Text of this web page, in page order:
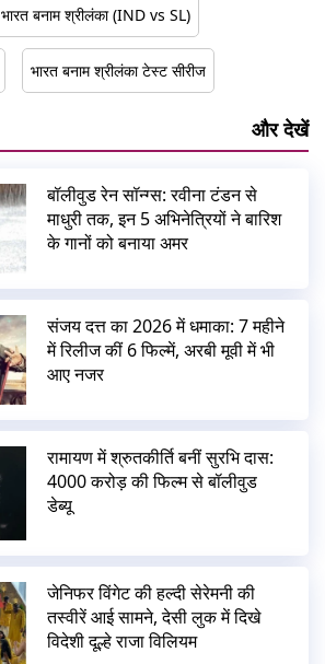
भारत बनाम श्रीलंका (IND vs SL)
भारत बनाम श्रीलंका टेस्ट सीरीज
और देखें
बॉलीवुड रेन सॉन्ग्स: रवीना टंडन से
माधुरी तक, इन 5 अभिनेत्रियों ने बारिश
के गानों को बनाया अमर
संजय दत्त का 2026 में धमाका: 7 महीने
में रिलीज कीं 6 फिल्में, अरबी मूवी में भी
आए नजर
रामायण में श्रुतकीर्ति बनीं सुरभि दास:
4000 करोड़ की फिल्म से बॉलीवुड
डेब्यू
जेनिफर विंगेट की हल्दी सेरेमनी की
तस्वीरें आई सामने, देसी लुक में दिखे
विदेशी दूल्हे राजा विलियम